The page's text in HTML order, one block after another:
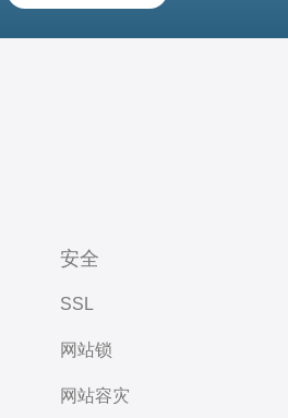
安全
SSL
网站锁
网站容灾